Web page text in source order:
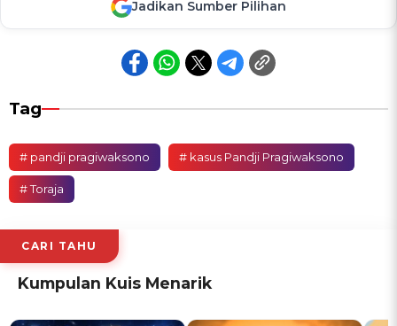
Jadikan Sumber Pilihan
Tag
# pandji pragiwaksono # kasus Pandji Pragiwaksono
# Toraja
CARI TAHU
Kumpulan Kuis Menarik